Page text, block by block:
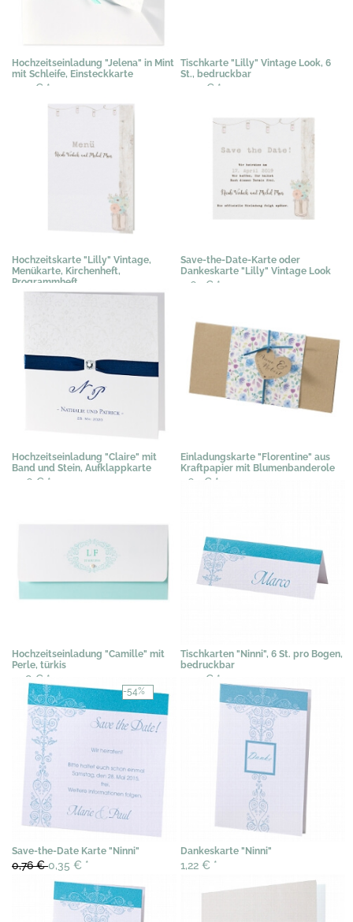
Hochzeitseinladung "Jelena" in Mint
mit Schleife, Einsteckkarte
2,25 € *
Tischkarte "Lilly" Vintage Look, 6
St., bedruckbar
3,03 € *
Hochzeitskarte "Lilly" Vintage,
Menükarte, Kirchenheft,
Programmheft
1,02 € *
Save-the-Date-Karte oder
Dankeskarte "Lilly" Vintage Look
0,67 € *
Hochzeitseinladung "Claire" mit
Band und Stein, Aufklappkarte
2,36 € *
Einladungskarte "Florentine" aus
Kraftpapier mit Blumenbanderole
1,63 € *
Hochzeitseinladung "Camille" mit
Perle, türkis
3,18 € *
Tischkarten "Ninni", 6 St. pro Bogen,
bedruckbar
3,07 € *
-54%
Save-the-Date Karte "Ninni"
0,76 €0,35 € *
Dankeskarte "Ninni"
1,22 € *